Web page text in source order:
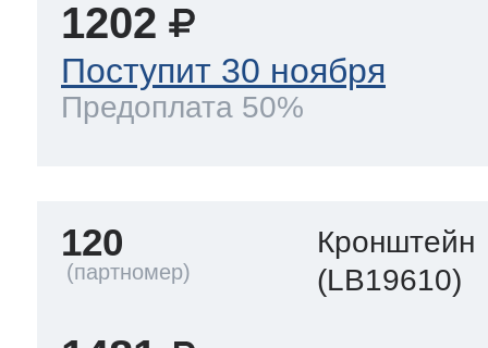
1202
Поступит 30 ноября
Предоплата 50%
120
Кронштейн
(LB19610)